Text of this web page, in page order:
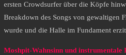
ersten Crowdsurfer über die Köpfe
Breakdown des Songs von gewaltigen
wurde und die Halle im Fundament
Moshpit-Wahnsinn und instrumentale